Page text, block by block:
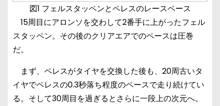
図1 フェルスタッペンとペレスのレースペース
15周目にアロンソを交わして2番手に上がったフェル
スタッペン。その後のクリアエアでのペースは圧巻
だ。
まず、ペレスがタイヤを交換した後も、20周古いタ
イヤでペレスの0.3秒落ち程度のペースで走り続けてい
る。そして30周目を過ぎるとさらに一段上の次元へ。